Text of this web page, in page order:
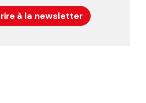
à la newsletter